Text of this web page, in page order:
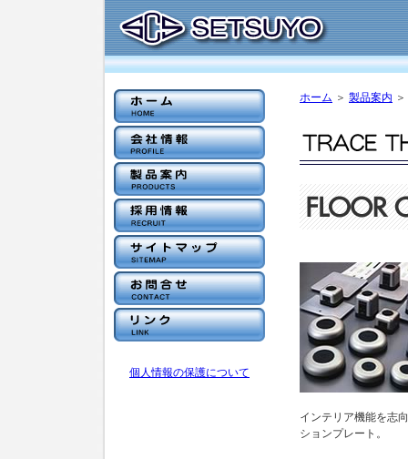
個人情報の保護について
ホーム ＞ 製品案内
インテリア機能を志
ションプレート。